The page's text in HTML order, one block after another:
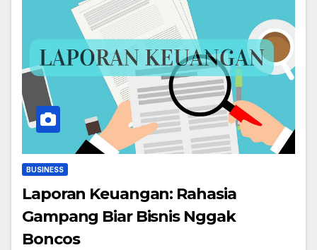
BUSINESS
Laporan Keuangan: Rahasia
Gampang Biar Bisnis Nggak
Boncos